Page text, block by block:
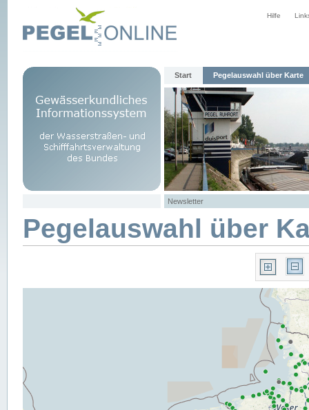
Hilfe
Start Pegelauswahl über Karte
Newsletter
Pegelauswahl über